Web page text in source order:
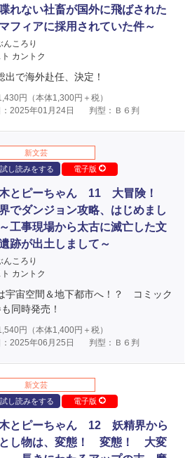
れない社畜が国外に飛ばされた
フィアに採用されていた件～
んころり
カントク
出で海外赴任、決定！
円（本体1,300円＋税）
2025年01月24日
判型：Ｂ６判
新文芸
試し読みをする
電子版
とピーちゃん 11 大冒険！
でダンジョン攻略、はじめまし
工事現場から太古に滅亡した文
跡が出土しまして～
んころり
カントク
宇宙空間＆地下都市へ！？ コミック
同時発売！
円（本体1,400円＋税）
2025年06月25日
判型：Ｂ６判
新文芸
試し読みをする
電子版
とピーちゃん 12 妖精界から
し物は、変態！ 変態！ 大変